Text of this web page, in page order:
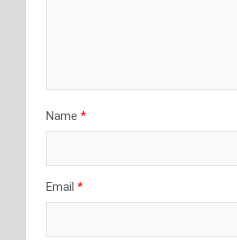
Name *
Email *